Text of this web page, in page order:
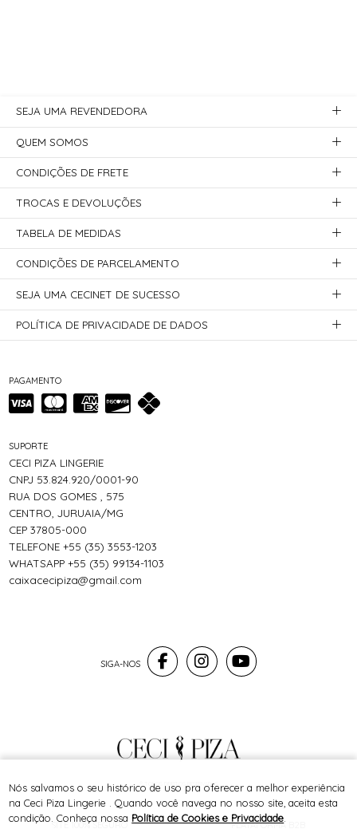
PAGAMENTO
SITE 100% SEGURO PLATAFORMA B2B
SUPORTE
CECI PIZA LINGERIE
CNPJ 53.824.920/0001-90
RUA DOS GOMES , 575
CENTRO, JURUAIA/MG
CEP 37805-000
TELEFONE +55 (35) 3553-1203
WHATSAPP +55 (35) 99134-1103
caixacecipiza@gmail.com
SEJA UMA REVENDEDORA
QUEM SOMOS
CONDIÇÕES DE FRETE
TROCAS E DEVOLUÇÕES
TABELA DE MEDIDAS
CONDIÇÕES DE PARCELAMENTO
SEJA UMA CECINET DE SUCESSO
POLÍTICA DE PRIVACIDADE DE DADOS
® TODOS DIREITOS RESERVADOS
Nós salvamos o seu histórico de uso pra oferecer a melhor experiência
na Ceci Piza Lingerie . Quando você navega no nosso site, aceita esta
condição. Conheça nossa Política de Cookies e Privacidade